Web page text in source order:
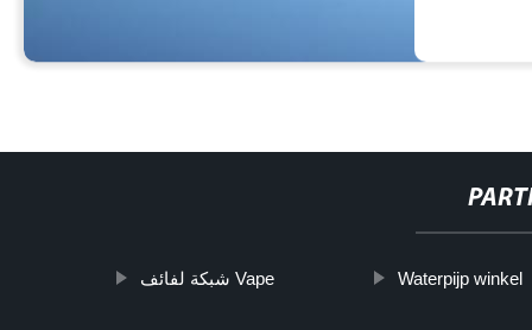
شبكة لفائف Vape Waterpijp winkel